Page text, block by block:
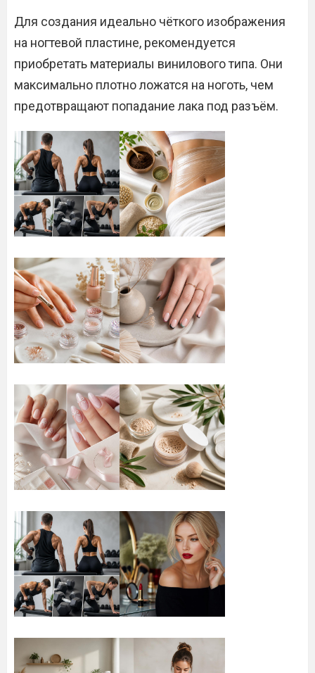
Для создания идеально чёткого изображения
на ногтевой пластине, рекомендуется
приобретать материалы винилового типа. Они
максимально плотно ложатся на ноготь, чем
предотвращают попадание лака под разъём.